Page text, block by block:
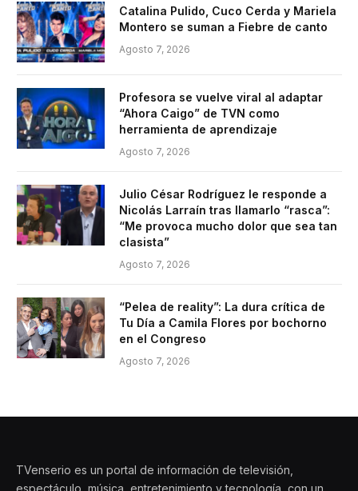
Catalina Pulido, Cuco Cerda y Mariela
Montero se suman a Fiebre de canto
Agosto 7, 2026
Profesora se vuelve viral al adaptar
“Ahora Caigo” de TVN como
herramienta de aprendizaje
Agosto 7, 2026
Julio César Rodríguez le responde a
Nicolás Larraín tras llamarlo “rasca”:
“Me provoca mucho dolor que sea tan
clasista”
Agosto 7, 2026
“Pelea de reality”: La dura crítica de
Tu Día a Camila Flores por bochorno
en el Congreso
Agosto 7, 2026
TVenserio es un portal de información de televisión,
espectáculo, música, entretenimiento y tecnología, con un